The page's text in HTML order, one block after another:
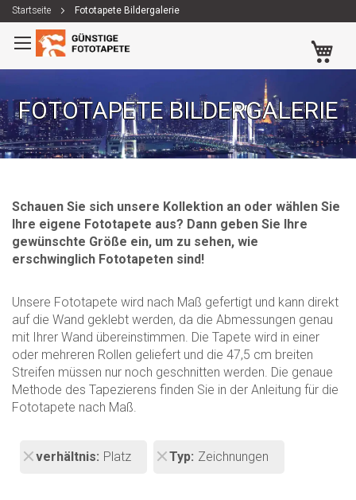
Startseite Fototapete Bildergalerie
Zum
Inhalt
springen
FOTOTAPETE BILDERGALERIE
Schauen Sie sich unsere Kollektion an oder wählen Sie
Ihre eigene Fototapete aus? Dann geben Sie Ihre
gewünschte Größe ein, um zu sehen, wie
erschwinglich Fototapeten sind!
Unsere Fototapete wird nach Maß gefertigt und kann direkt
auf die Wand geklebt werden, da die Abmessungen genau
mit Ihrer Wand übereinstimmen. Die Tapete wird in einer
oder mehreren Rollen geliefert und die 47,5 cm breiten
Streifen müssen nur noch geschnitten werden. Die genaue
Methode des Tapezierens finden Sie in der Anleitung für die
Fototapete nach Maß.
verhältnis Platz Typ Zeichnungen